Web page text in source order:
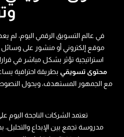
في عالم التسويق الرقمي اليوم، لم
موقع إلكتروني أو منشور على وسائل
استراتيجية تؤثر بشكل مباشر في
محتوى تسويقي​ بطريقة احترافية
مع الجمهور المستهدف، ويحول النصوص
تعتمد الشركات الناجحة اليوم
مدروسة تجمع بين الإبداع والتحليل،